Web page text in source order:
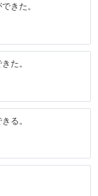
きた。
た。
る。